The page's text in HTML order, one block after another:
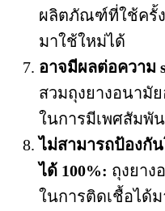
ผลิตภัณฑ์ที่ใช้ครั้ง
มาใช้ใหม่ได้
อาจมีผลต่อความ
สวมถุงยางอนามัย
ในการมีเพศสัมพั
ไม่สามารถป้องกั
ได้ 100%: ถุงยาง
ในการติดเชื้อได้